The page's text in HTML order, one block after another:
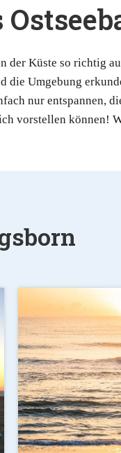
Küste so richtig
Umgebung
nur entspannen,
vorstellen können!